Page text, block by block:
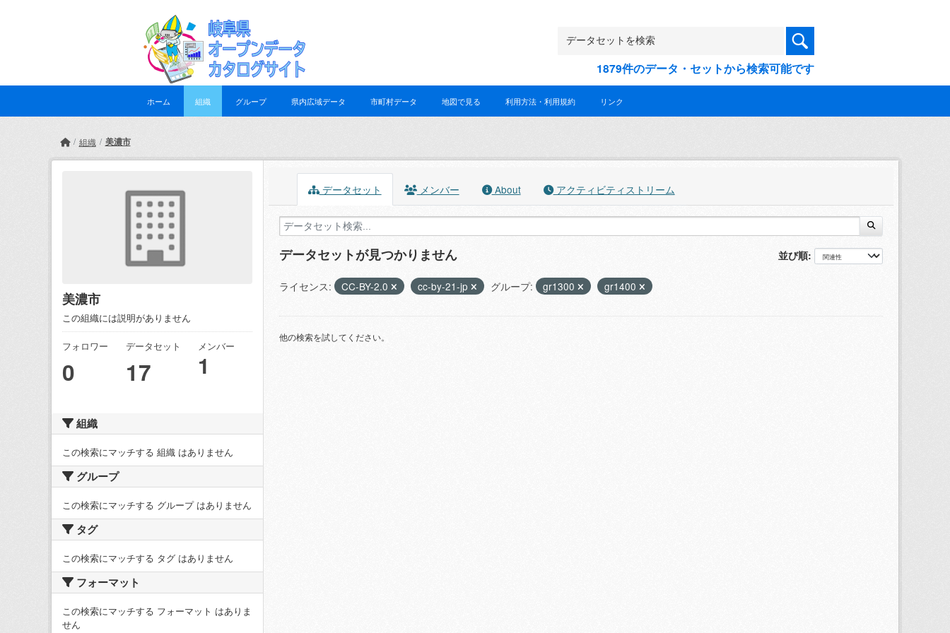
1879件のデータ・セットから検索可能です
ホーム 組織 グループ 県内広域データ 市町村データ 地図で見る 利用方法・利用規約 リンク
組織 美濃市
美濃市
この組織には説明がありません
フォロワー
0
データセット
17
メンバー
1
組織
この検索にマッチする 組織 はありません
グループ
この検索にマッチする グループ はありません
タグ
この検索にマッチする タグ はありません
フォーマット
この検索にマッチする フォーマット はありま
せん
データセット メンバー About アクティビティストリーム
並び順
データセットが見つかりません
ライセンス: CC-BY-2.0 cc-by-21-jp グループ: gr1300 gr1400
他の検索を試してください。